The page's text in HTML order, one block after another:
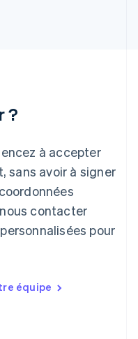
?
à accepter
sans avoir à signer
contacter
pour
équipe